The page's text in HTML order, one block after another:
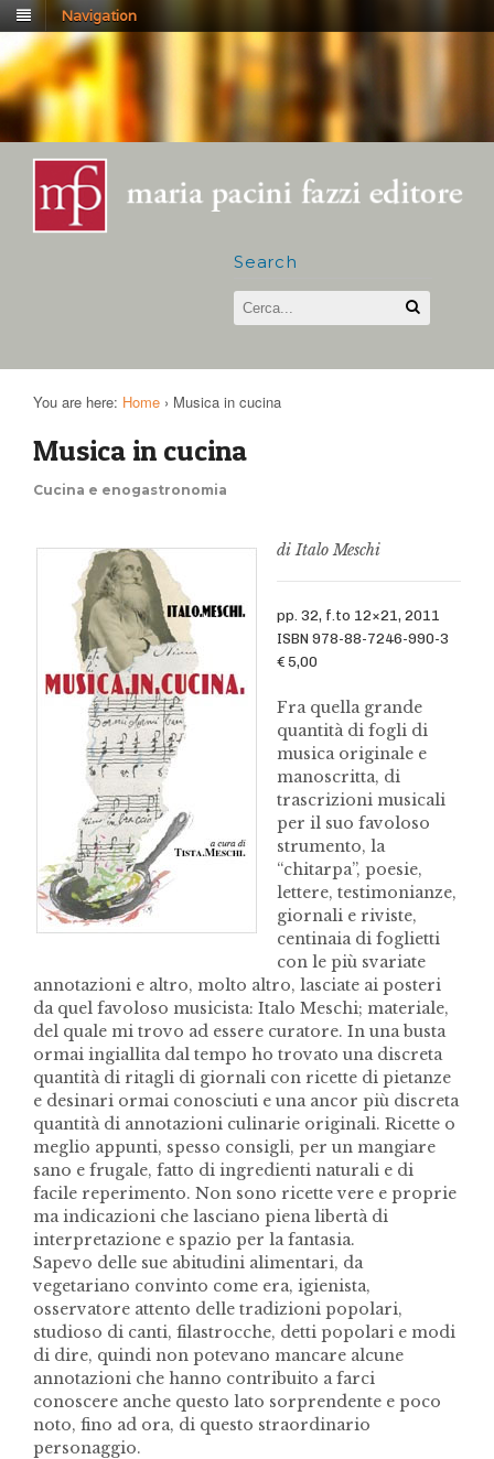
Navigation
Search
You are here: Home › Musica in cucina
Musica in cucina
Cucina e enogastronomia
di Italo Meschi
pp. 32, f.to 12×21, 2011
ISBN 978-88-7246-990-3
€ 5,00
Fra quella grande
quantità di fogli di
musica originale e
manoscritta, di
trascrizioni musicali
per il suo favoloso
strumento, la
“chitarpa”, poesie,
lettere, testimonianze,
giornali e riviste,
centinaia di foglietti
con le più svariate
annotazioni e altro, molto altro, lasciate ai posteri
da quel favoloso musicista: Italo Meschi; materiale,
del quale mi trovo ad essere curatore. In una busta
ormai ingiallita dal tempo ho trovato una discreta
quantità di ritagli di giornali con ricette di pietanze
e desinari ormai conosciuti e una ancor più discreta
quantità di annotazioni culinarie originali. Ricette o
meglio appunti, spesso consigli, per un mangiare
sano e frugale, fatto di ingredienti naturali e di
facile reperimento. Non sono ricette vere e proprie
ma indicazioni che lasciano piena libertà di
interpretazione e spazio per la fantasia.
Sapevo delle sue abitudini alimentari, da
vegetariano convinto come era, igienista,
osservatore attento delle tradizioni popolari,
studioso di canti, filastrocche, detti popolari e modi
di dire, quindi non potevano mancare alcune
annotazioni che hanno contribuito a farci
conoscere anche questo lato sorprendente e poco
noto, fino ad ora, di questo straordinario
personaggio.